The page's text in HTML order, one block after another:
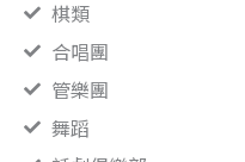
棋類
合唱團
管樂團
舞蹈